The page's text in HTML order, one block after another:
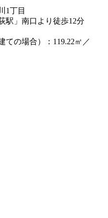
1丁目
駅」南口より徒歩12分
ての場合）：119.22㎡／